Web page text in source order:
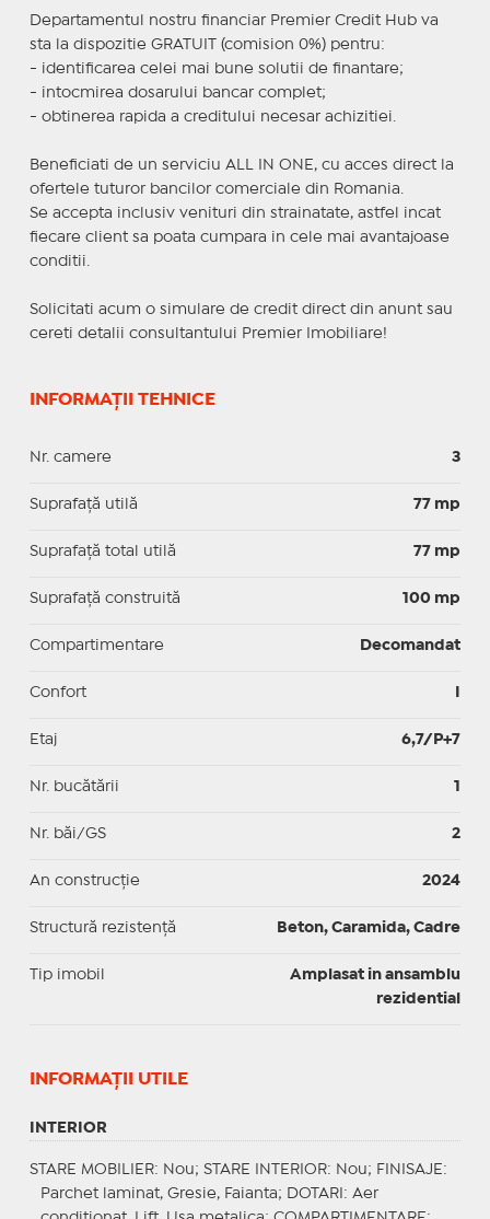
Departamentul nostru financiar Premier Credit Hub va
sta la dispozitie GRATUIT (comision 0%) pentru:
- identificarea celei mai bune solutii de finantare;
- intocmirea dosarului bancar complet;
- obtinerea rapida a creditului necesar achizitiei.
Beneficiati de un serviciu ALL IN ONE, cu acces direct la
ofertele tuturor bancilor comerciale din Romania.
Se accepta inclusiv venituri din strainatate, astfel incat
fiecare client sa poata cumpara in cele mai avantajoase
conditii.
Solicitati acum o simulare de credit direct din anunt sau
cereti detalii consultantului Premier Imobiliare!
INFORMAȚII TEHNICE
Nr. camere 3
Suprafaţă utilă 77 mp
Suprafaţă total utilă 77 mp
Suprafaţă construită 100 mp
Compartimentare Decomandat
Confort
Etaj 6,7/P+7
Nr. bucătării 1
Nr. băi/GS 2
An construcție 2024
Structură rezistență Beton, Caramida, Cadre
Tip imobil
Amplasat in ansamblu
rezidential
INFORMAŢII UTILE
INTERIOR
STARE MOBILIER: Nou; STARE INTERIOR: Nou; FINISAJE :
Parchet laminat, Gresie, Faianta;
DOTARI : Aer